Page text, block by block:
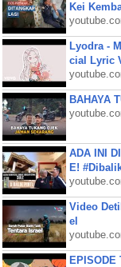
Kei
Lyodra -
cial Lyric
BAHAYA
ADA INI
E!
Video
el
EPISODE